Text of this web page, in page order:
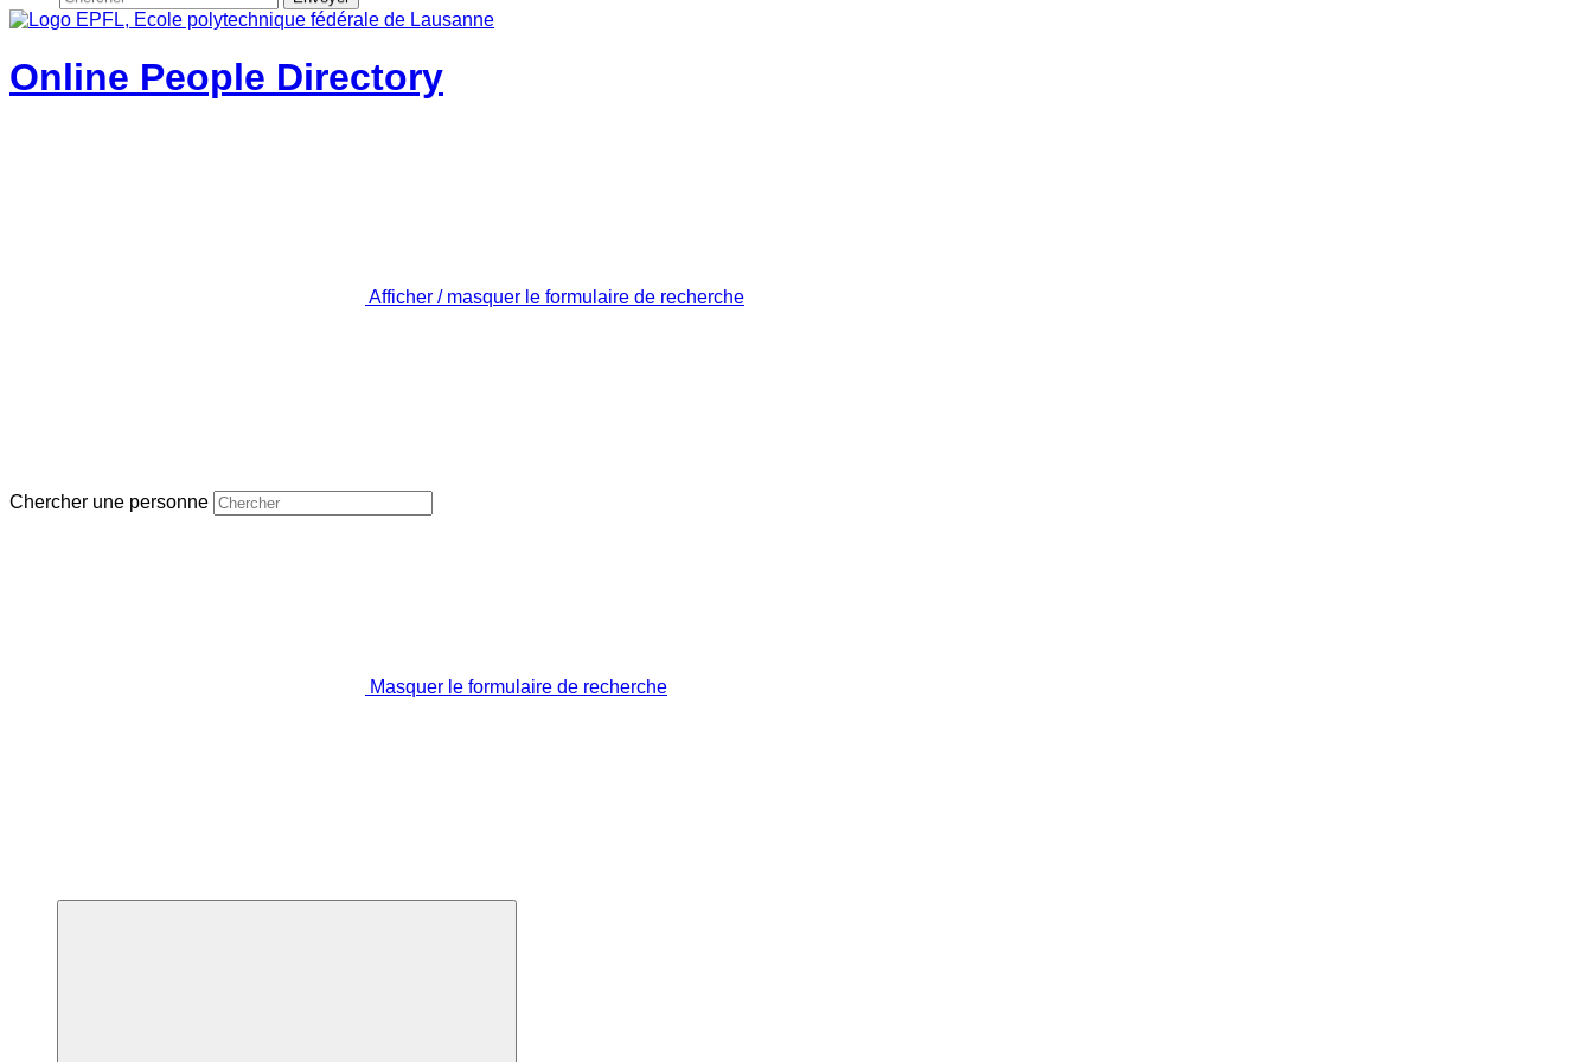
Online People Directory
Afficher / masquer le formulaire de recherche
Chercher une personne
Masquer le formulaire de recherche